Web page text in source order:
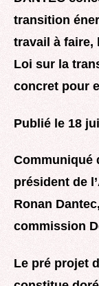
transition
travail à faire,
Loi sur la
concret pour
Publié le 18
Communiqué
président de
Ronan
commission
Le pré projet